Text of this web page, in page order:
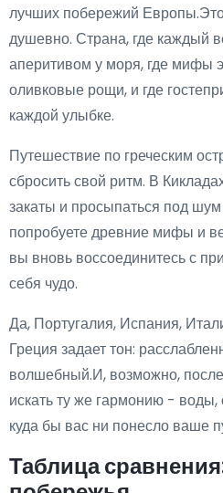
лучших побережий
душевно. Страна, где каждый
аперитивом у моря, где мифы
оливковые рощи, и где
каждой улыбке.
Путешествие по греческим
сбросить свой ритм. В
закаты и просыпаться под
попробуете древние мифы и
вы вновь воссоединитесь с
себя чудо.
Да, Португалия, Испания,
Греция задает тон:
волшебный.И, возможно,
искать ту же гармонию -
куда бы вас ни понесло ваше
Таблица